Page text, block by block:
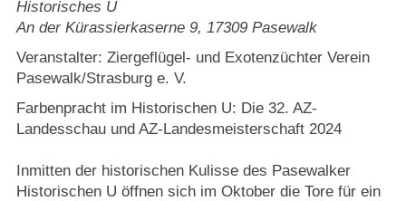
Historisches U
An der Kürassierkaserne 9, 17309 Pasewalk
Veranstalter: Ziergeflügel- und Exotenzüchter Verein
Pasewalk/Strasburg e. V.
Farbenpracht im Historischen U: Die 32. AZ-
Landesschau und AZ-Landesmeisterschaft 2024
Inmitten der historischen Kulisse des Pasewalker
Historischen U öffnen sich im Oktober die Tore für ein